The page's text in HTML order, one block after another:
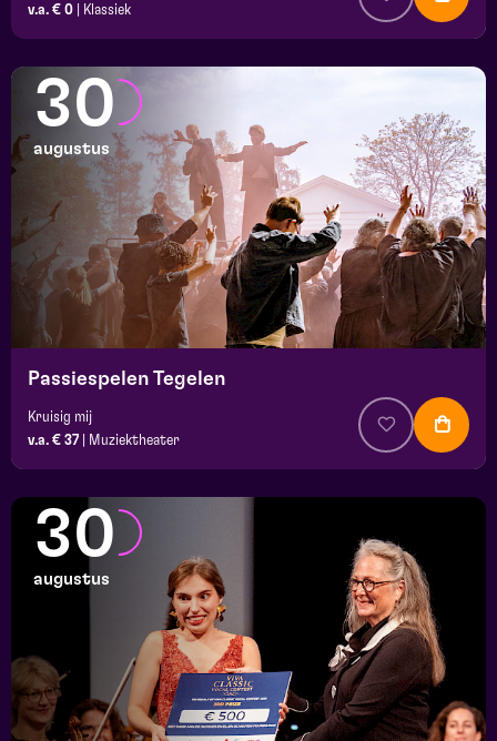
v.a. € 0
Klassiek
30
augustus
Passiespelen Tegelen
Kruisig mij
v.a. € 37
Muziektheater
30
augustus